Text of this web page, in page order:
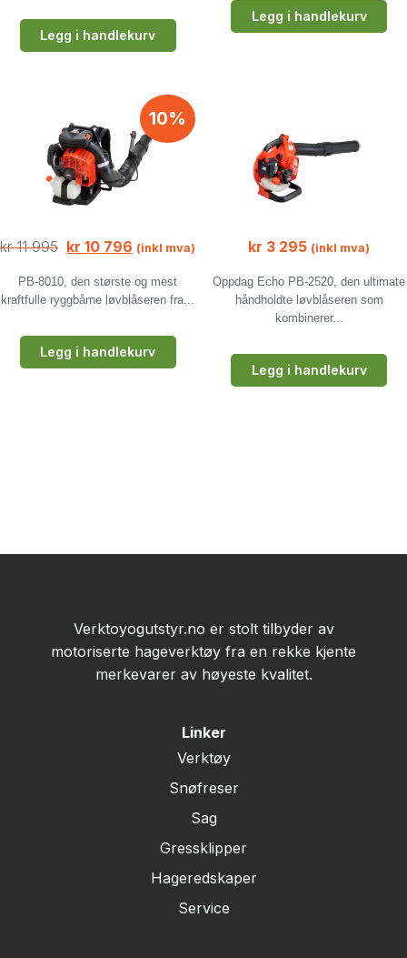
Legg i handlekurv
Legg i handlekurv
10%
kr11 995 kr 10 796 (inkl mva)
PB-8010, den største og mest
kraftfulle ryggbårne løvblåseren fra...
Legg i handlekurv
kr 3 295 (inkl mva)
Oppdag Echo PB-2520, den ultimate
håndholdte løvblåseren som
kombinerer...
Legg i handlekurv
Verktoyogutstyr.no er stolt tilbyder av
motoriserte hageverktøy fra en rekke kjente
merkevarer av høyeste kvalitet.
Linker
Verktøy
Snøfreser
Sag
Gressklipper
Hageredskaper
Service